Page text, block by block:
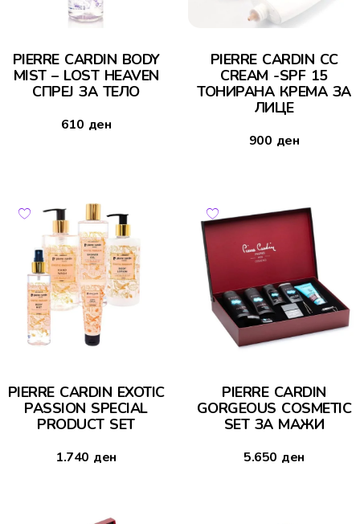
PIERRE CARDIN BODY
MIST – LOST HEAVEN
СПРЕЈ ЗА ТЕЛО
610 ден
PIERRE CARDIN CC
CREAM -SPF 15
ТОНИРАНА КРЕМА ЗА
ЛИЦЕ
900 ден
PIERRE CARDIN EXOTIC
PASSION SPECIAL
PRODUCT SET
1.740 ден
PIERRE CARDIN
GORGEOUS COSMETIC
SET ЗА МАЖИ
5.650 ден